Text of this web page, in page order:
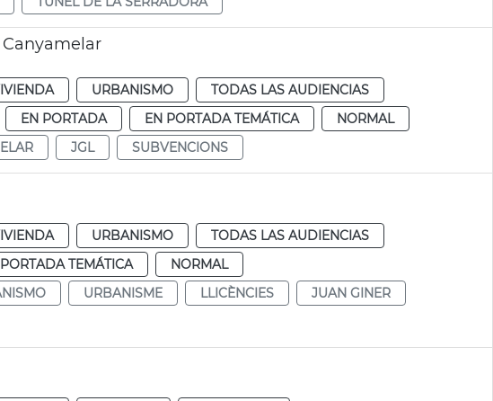
URBANISMO
TODAS LAS AUDIENCIAS
EN PORTADA EN PORTADA TEMÁTICA
NORMAL
JGL SUBVENCIONS
URBANISMO
TODAS LAS AUDIENCIAS
TEMÁTICA
NORMAL
URBANISME LLICÈNCIES
JUAN GINER